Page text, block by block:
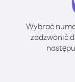
Wybrać
zadzwonić